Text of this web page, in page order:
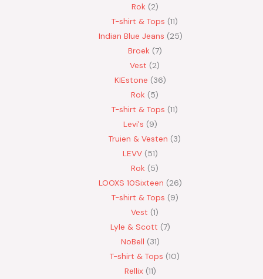
Rok 2
T-shirt & Tops 11
Indian Blue Jeans 25
Broek 7
Vest
2
KIEstone
36
Rok 5
T-shirt & Tops 11
Levi's
9
Truien & Vesten
3
LEVV 51
Rok 5
LOOXS 10Sixteen
26
T-shirt & Tops 9
Vest 1
Lyle & Scott 7
NoBell
31
T-shirt & Tops 10
Rellix 11